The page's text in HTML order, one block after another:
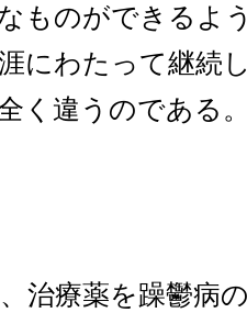
ものができるよ
にわたって継続
く違うのである
治療薬を躁鬱病